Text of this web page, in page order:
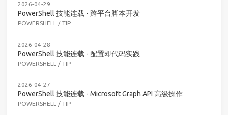
2026-04-29
PowerShell 技能连载 - 跨平台脚本开发
POWERSHELL / TIP
2026-04-28
PowerShell 技能连载 - 配置即代码实践
POWERSHELL / TIP
2026-04-27
PowerShell 技能连载 - Microsoft Graph API 高级操作
POWERSHELL / TIP